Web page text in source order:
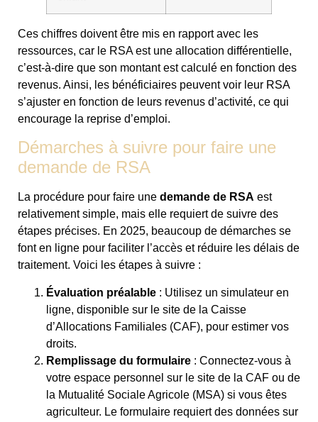
Ces chiffres doivent être mis en rapport avec les
ressources, car le RSA est une allocation différentielle,
c’est-à-dire que son montant est calculé en fonction des
revenus. Ainsi, les bénéficiaires peuvent voir leur RSA
s’ajuster en fonction de leurs revenus d’activité, ce qui
encourage la reprise d’emploi.
Démarches à suivre pour faire une
demande de RSA
La procédure pour faire une demande de RSA est
relativement simple, mais elle requiert de suivre des
étapes précises. En 2025, beaucoup de démarches se
font en ligne pour faciliter l’accès et réduire les délais de
traitement. Voici les étapes à suivre :
Évaluation préalable : Utilisez un simulateur en
ligne, disponible sur le site de la Caisse
d’Allocations Familiales (CAF), pour estimer vos
droits.
Remplissage du formulaire : Connectez-vous à
votre espace personnel sur le site de la CAF ou de
la Mutualité Sociale Agricole (MSA) si vous êtes
agriculteur. Le formulaire requiert des données sur